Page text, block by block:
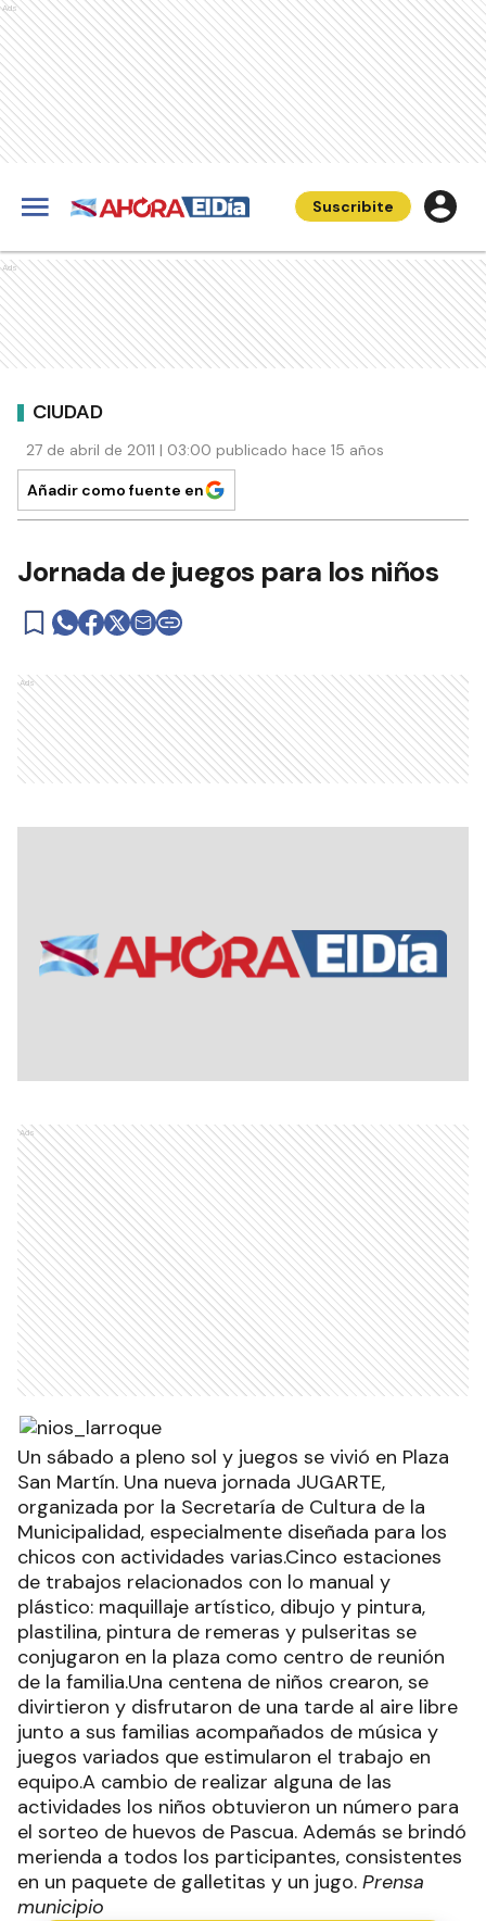
Ads
Suscribite
Ads
CIUDAD
27 de abril de 2011 | 03:00 publicado hace 15 años
Añadir como fuente en
Jornada de juegos para los niños
Ads
Ads
Un sábado a pleno sol y juegos se vivió en Plaza
San Martín. Una nueva jornada JUGARTE,
organizada por la Secretaría de Cultura de la
Municipalidad, especialmente diseñada para los
chicos con actividades varias.Cinco estaciones
de trabajos relacionados con lo manual y
plástico: maquillaje artístico, dibujo y pintura,
plastilina, pintura de remeras y pulseritas se
conjugaron en la plaza como centro de reunión
de la familia.Una centena de niños crearon, se
divirtieron y disfrutaron de una tarde al aire libre
junto a sus familias acompañados de música y
juegos variados que estimularon el trabajo en
equipo.A cambio de realizar alguna de las
actividades los niños obtuvieron un número para
el sorteo de huevos de Pascua. Además se brindó
merienda a todos los participantes, consistentes
en un paquete de galletitas y un jugo. Prensa
municipio